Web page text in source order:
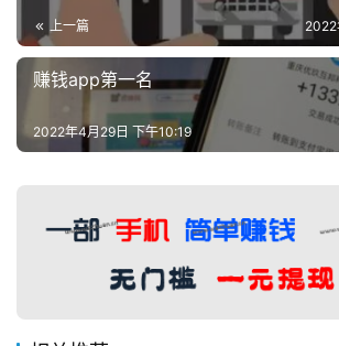
上一篇
赚钱app第一名
2022年4月29日 下午10:19